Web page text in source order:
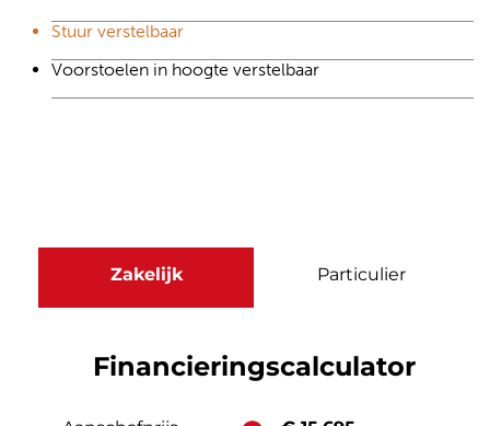
Stuur verstelbaar
Voorstoelen in hoogte verstelbaar